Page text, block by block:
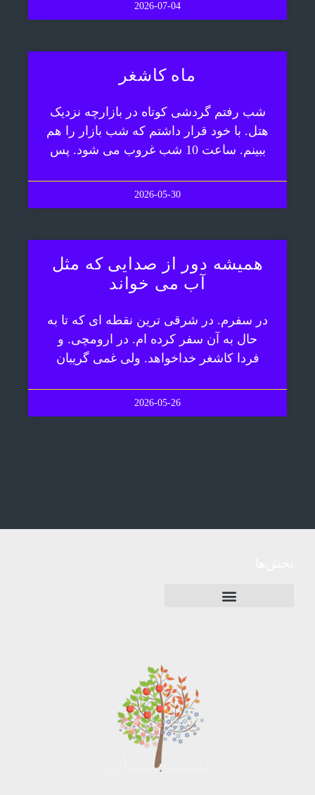
2026-07-04
ماه کاشغر
شب رفتم گردشی کوتاه در بازارچه نزدیک
هتل. با خود قرار داشتم که شب بازار را هم
ببینم. ساعت 10 شب غروب می شود. پس
2026-05-30
همیشه دور از صدایی که مثل
آب می خواند
در سفرم. در شرقی ترین نقطه ای که تا به
حال به آن سفر کرده ام. در ارومچی. و
فردا کاشغر خداخواهد. ولی غمی گریبان
2026-05-26